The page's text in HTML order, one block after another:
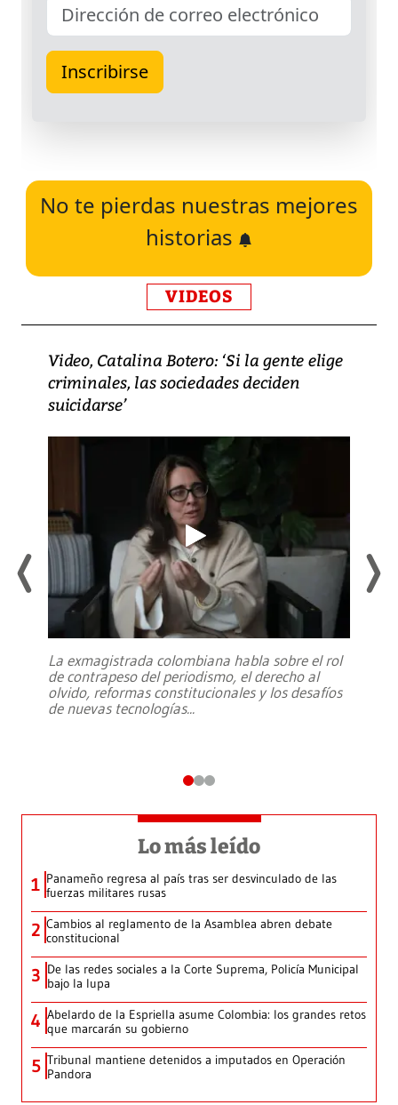
No te pierdas nuestras mejores
historias
VIDEOS
Video, Catalina Botero: ‘Si la gente elige
criminales, las sociedades deciden
suicidarse’
La exmagistrada colombiana habla sobre el rol
de contrapeso del periodismo, el derecho al
olvido, reformas constitucionales y los desafíos
de nuevas tecnologías...
Lo más leído
1 Panameño regresa al país tras ser desvinculado de las
fuerzas militares rusas
2 Cambios al reglamento de la Asamblea abren debate
constitucional
3 De las redes sociales a la Corte Suprema, Policía Municipal
bajo la lupa
4 Abelardo de la Espriella asume Colombia: los grandes retos
que marcarán su gobierno
5 Tribunal mantiene detenidos a imputados en Operación
Pandora